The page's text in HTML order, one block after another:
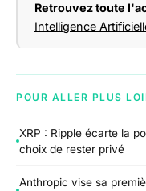
Retrouvez toute
Intelligence
POUR ALLER PLUS
XRP : Ripple écarte la
choix de rester privé
Anthropic vise sa